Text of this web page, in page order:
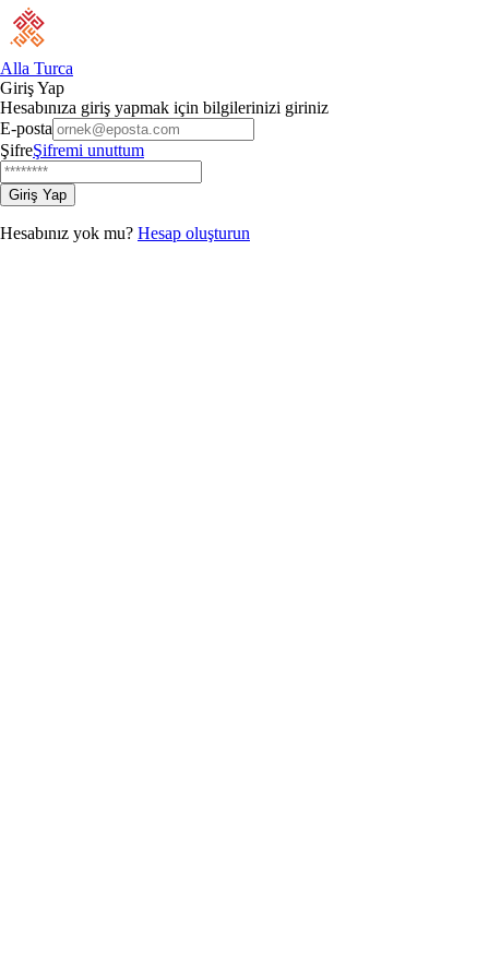
Alla Turca
Giriş Yap
Hesabınıza giriş yapmak için bilgilerinizi giriniz
E-posta
ŞifreŞifremi unuttum
Giriş Yap
Hesabınız yok mu? Hesap oluşturun